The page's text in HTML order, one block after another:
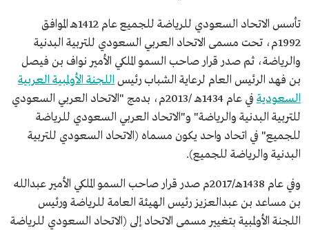
تأسس الاتحاد السعودي للرياضة للجميع عام 1412هـ الموافق
1992م، تحت مسمى الاتحاد العربي السعودي للتربية البدنية
والرياضة، ثم صدر قرار صاحب السمو الملكي الأمير نواف بن فيصل
بن فهد الرئيس العام لرعاية الشباب رئيس اللجنة الأولمبية العربية
السعودية
في عام 1434هـ /2013م، بدمج "الاتحاد العربي السعودي
للتربية البدنية والرياضة" و"الاتحاد العربي السعودي للرياضة
للجميع" في اتحاد واحد يكون مسماه (الاتحاد السعودي للتربية
البدنية والرياضة للجميع).
وفي عام 1438هـ/2017م صدر قرار صاحب السمو الملكي الأمير عبدالله
بن مساعد بن عبدالعزيز رئيس الهيئة العامة للرياضة ورئيس
اللجنة الأولمبية بتغيير مسمى الاتحاد إلى (الاتحاد السعودي للرياضة